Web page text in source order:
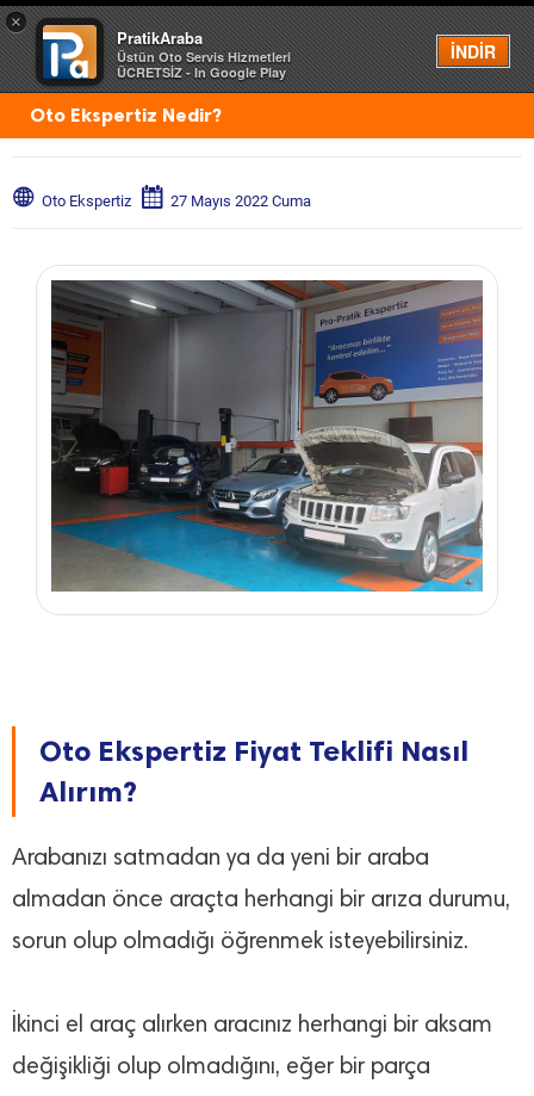
×
PratikAraba
Üstün Oto Servis Hizmetleri
ÜCRETSİZ - In Google Play
İNDİR
Menü
Oto Ekspertiz Nedir?
Oto Ekspertiz 27 Mayıs 2022 Cuma
Oto Ekspertiz Fiyat Teklifi Nasıl
Alırım?
Arabanızı satmadan ya da yeni bir araba
almadan önce araçta herhangi bir arıza durumu,
sorun olup olmadığı öğrenmek isteyebilirsiniz.
İkinci el araç alırken aracınız herhangi bir aksam
değişikliği olup olmadığını, eğer bir parça